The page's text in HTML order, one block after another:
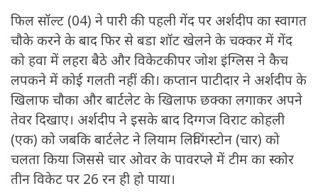
फिल सॉल्ट (04) ने पारी की पहली गेंद पर अर्शदीप का स्वागत
चौके करने के बाद फिर से बडा शॉट खेलने के चक्कर में गेंद
को हवा में लहरा बैठे और विकेटकीपर जोश इंग्लिस ने कैच
लपकने में कोई गलती नहीं की। कप्तान पाटीदार ने अर्शदीप के
खिलाफ चौका और बार्टलेट के खिलाफ छक्का लगाकर अपने
तेवर दिखाए। अर्शदीप ने इसके बाद दिग्गज विराट कोहली
(एक) को जबकि बार्टलेट ने लियाम लिविंगस्टोन (चार) को
चलता किया जिससे चार ओवर के पावरप्ले में टीम का स्कोर
तीन विकेट पर 26 रन ही हो पाया।